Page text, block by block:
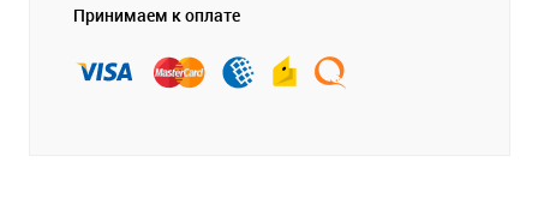
Принимаем к оплате